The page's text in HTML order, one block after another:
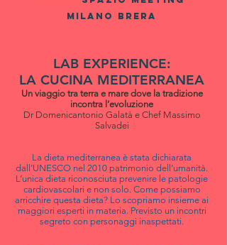
milano brera
LAB EXPERIENCE:
LA CUCINA MEDITERRANEA
Un viaggio tra terra e mare dove la tradizione
incontra l’evoluzione
Dr Domenicantonio Galatà e Chef Massimo
Salvadei
La dieta mediterranea è stata dichiarata
dall’UNESCO nel 2010 patrimonio dell’umanità.
L’unica dieta riconosciuta prevenire le patologie
cardiovascolari e non solo. Come possiamo
arricchire questa dieta? Lo scopriamo insieme ai
maggiori esperti in materia. Previsto un incontri
segreto con personaggi inaspettati.